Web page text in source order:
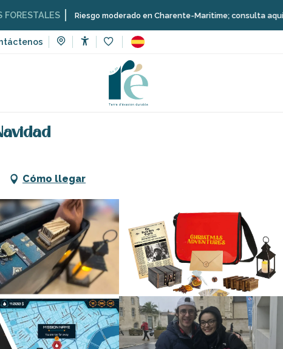
Riesgo moderado en Charente-Maritime; consulta aquí las
de escape: La aventura de Navidad
Cómo llegar